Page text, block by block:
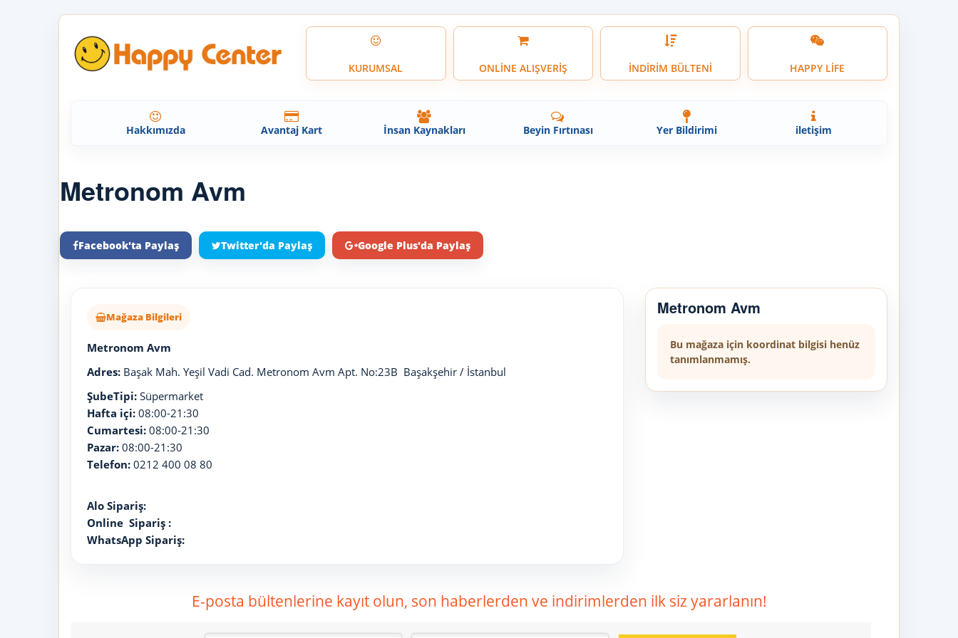
KURUMSAL ONLİNE ALIŞVERİŞ İNDİRİM BÜLTENİ HAPPY LİFE
Hakkımızda Avantaj Kart İnsan Kaynakları Beyin Fırtınası Yer Bildirimi iletişim
Metronom Avm
Facebook'ta Paylaş Twitter'da Paylaş Google Plus'da Paylaş
Mağaza Bilgileri
Metronom Avm
Adres: Başak Mah. Yeşil Vadi Cad. Metronom Avm Apt. No:23B Başakşehir / İstanbul
ŞubeTipi: Süpermarket
Hafta içi: 08:00-21:30
Cumartesi: 08:00-21:30
Pazar: 08:00-21:30
Telefon: 0212 400 08 80
Alo Sipariş:
Online Sipariş :
WhatsApp Sipariş:
Metronom Avm
Bu mağaza için koordinat bilgisi henüz
tanımlanmamış.
E-posta bültenlerine kayıt olun, son haberlerden ve indirimlerden ilk siz yararlanın!